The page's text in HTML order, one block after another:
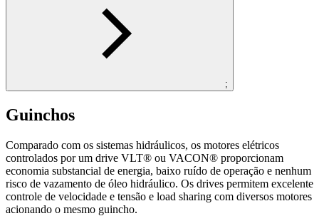
;
Guinchos
Comparado com os sistemas hidráulicos, os motores elétricos
controlados por um drive VLT® ou VACON® proporcionam
economia substancial de energia, baixo ruído de operação e nenhum
risco de vazamento de óleo hidráulico. Os drives permitem excelente
controle de velocidade e tensão e load sharing com diversos motores
acionando o mesmo guincho.